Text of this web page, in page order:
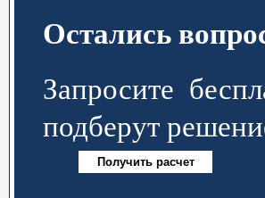
Остались
Запросите
подберут